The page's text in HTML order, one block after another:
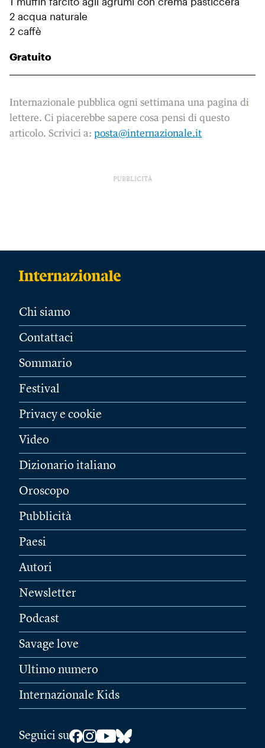
2 acqua naturale
2 caffè
Gratuito
Internazionale pubblica ogni settimana una pagina di
lettere. Ci piacerebbe sapere cosa pensi di questo
articolo. Scrivici a: posta@internazionale.it
PUBBLICITÀ
Chi siamo
Contattaci
Sommario
Festival
Privacy e cookie
Video
Dizionario italiano
Oroscopo
Pubblicità
Paesi
Autori
Newsletter
Podcast
Savage love
Ultimo numero
Internazionale Kids
Seguici su